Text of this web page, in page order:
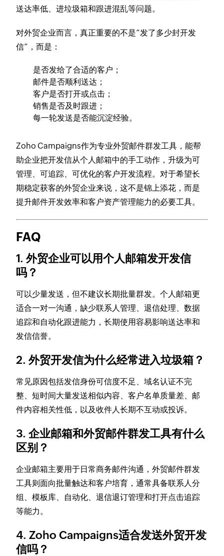
送达率低、进垃圾箱和跟进混乱等问题。
对外贸企业而言，真正重要的不是“发了多少封开发
信”，而是：
是否发给了合适的客户；
邮件是否顺利送达；
客户是否打开或点击；
销售是否及时跟进；
每一轮发送是否能沉淀经验。
Zoho Campaigns作为专业外贸邮件群发工具，能帮
助企业把开发信从个人邮箱中的手工动作，升级为可
管理、可追踪、可优化的客户开发流程。对于希望长
期稳定获客的外贸企业来说，这不是锦上添花，而是
提升邮件开发效率和客户资产管理能力的必要工具。
FAQ
1. 外贸企业可以用个人邮箱发开发信
吗？
可以少量发送，但不建议长期批量群发。个人邮箱更
适合一对一沟通，缺少联系人管理、退信处理、数据
追踪和自动化跟进能力，长期使用容易影响送达率和
发信信誉。
2. 外贸开发信为什么经常进入垃圾箱？
常见原因包括发信身份可信度不足、域名认证不完
整、短时间大量发送相似内容、客户名单质量差、邮
件内容相关性低，以及收件人长期不互动或投诉。
3. 企业邮箱和外贸邮件群发工具有什么
区别？
企业邮箱主要用于日常商务邮件沟通，外贸邮件群发
工具则面向批量触达和客户培育，通常具备联系人分
组、模板库、自动化、退信退订管理和打开点击追踪
等能力。
4. Zoho Campaigns适合发送外贸开发
信吗？